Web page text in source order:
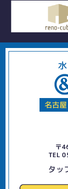
名古
〒
TEL
タッ